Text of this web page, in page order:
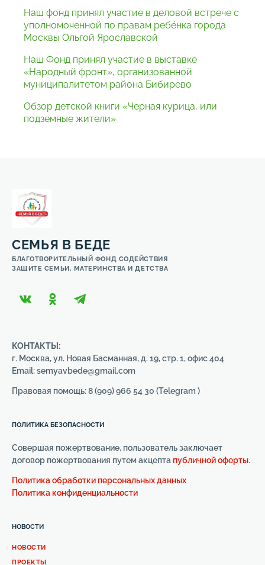
Наш фонд принял участие в деловой встрече с
уполномоченной по правам ребёнка города
Москвы Ольгой Ярославской
Наш Фонд принял участие в выставке
«Народный фронт», организованной
муниципалитетом района Бибирево
Обзор детской книги «Черная курица, или
подземные жители»
СЕМЬЯ В БЕДЕ
БЛАГОТВОРИТЕЛЬНЫЙ ФОНД СОДЕЙСТВИЯ
ЗАЩИТЕ СЕМЬИ, МАТЕРИНСТВА И ДЕТСТВА
КОНТАКТЫ:
г. Москва, ул. Новая Басманная, д. 19, стр. 1, офис 404
Email: semyavbede@gmail.com
Правовая помощь: 8 (909) 966 54 30 (Telegram )
НОВОСТИ
НОВОСТИ
ПРОЕКТЫ
ПОЛИТИКА БЕЗОПАСНОСТИ
Совершая пожертвование, пользователь заключает
договор пожертвования путем акцепта публичной оферты.
Политика обработки персональных данных
Политика конфиденциальности